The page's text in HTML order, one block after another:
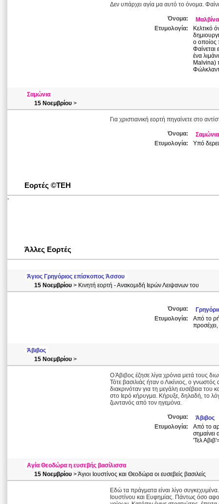
Δεν υπάρχει αγία μα αυτό το όνομα.
Όνομα:
Μαλβίνα
Ετυμολογία:
Κελτικό
ο οποίος
Φαίνεται
ένα
Malvina)
Σαμώνια
15 Νοεμβρίου >
Για χριστιανική εορτή πηγαίνετε στο
Όνομα:
Σαμώνια
Ετυμολογία:
Υπό
Εορτές ©ΤΕΗ
-
Άλλες Εορτές
Άγιος Γρηγόριος επίσκοπος Άσσου
15 Νοεμβρίου > Κινητή εορτή - Ανακομιδή Ιερών Λειψανων του
Όνομα:
Ετυμολογία:
Από το
Άβιβος
15 Νοεμβρίου >
Ο Άβιβος έζησε λίγα χρόνια μετά τους
Τότε βασιλιάς ήταν ο Λικίνιος, ο
διακρινόταν για τη μεγάλη ευσέβεια
στο Ιερό κήρυγμα. Κήρυξε, δηλαδή, το
ζωντανός από τον ηγεμόνα.
Όνομα:
Άβιβος
Ετυμολογία:
Από το
σημαίνει
'Τελ
Αγία Θεοδώρα η ευσεβής βασίλισσα
15 Νοεμβρίου > Άγιοι Ιουστίνος και Θεοδώρα οι ευσεβείς βασιλείς
Εδώ τα πράγματα είναι λίγο
Ιουστίνου και Ευφημίας. Πάντως όσο